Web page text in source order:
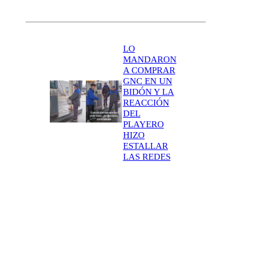
LO
MANDARON
A COMPRAR
GNC EN UN
BIDÓN Y LA
REACCIÓN
DEL
PLAYERO
HIZO
ESTALLAR
LAS REDES